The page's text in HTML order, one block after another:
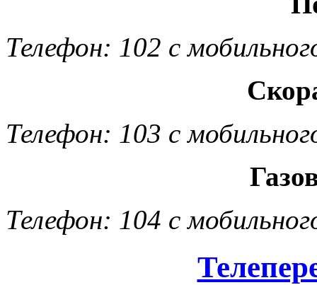
Телефон: 102 с
Телефон: 103 с
Телефон: 104 с